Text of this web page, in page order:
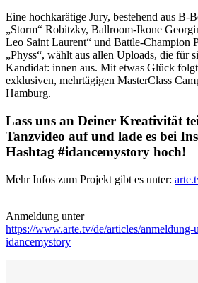
Eine hochkarätige Jury, bestehend aus B-
„Storm“ Robitzky, Ballroom-Ikone
Leo Saint Laurent“ und Battle-Champion
„Physs“, wählt aus allen Uploads, die für
Kandidat: innen aus. Mit etwas Glück
exklusiven, mehrtägigen MasterClass
Hamburg.
Lass uns an Deiner Kreativität
Tanzvideo auf und lade es bei
Hashtag #idancemystory hoch!
Mehr Infos zum Projekt gibt es unter:
Anmeldung unter
https://www.arte.tv/de/articles/anmeldung-
idancemystory